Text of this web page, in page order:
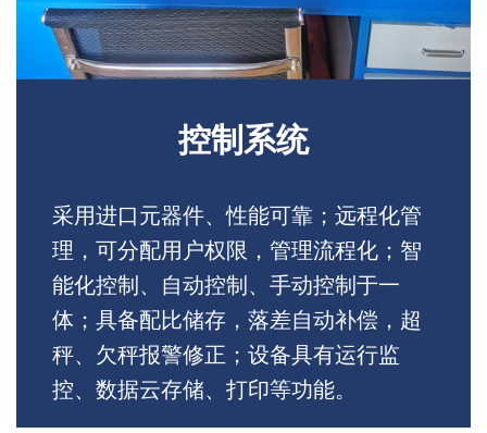
控制系统
采用进口元器件、性能可靠；远程化管
理，可分配用户权限，管理流程化；智
能化控制、自动控制、手动控制于一
体；具备配比储存，落差自动补偿，超
秤、欠秤报警修正；设备具有运行监
控、数据云存储、打印等功能。